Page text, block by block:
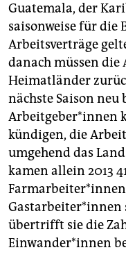
Guatemala, der
saisonweise für die
Arbeitsverträge
danach müssen
Heimatländer
nächste Saison neu
Arbeitgeber*innen
kündigen, die
umgehend das
kamen allein 2013
Farmarbeiter*innen
Gastarbeiter*innen
übertrifft sie die
Einwander*innen